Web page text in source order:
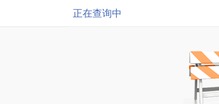
正在查询中